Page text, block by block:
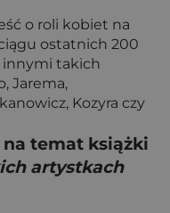
o roli kobiet na
ostatnich 200
innymi takich
Jarema,
Kozyra czy
na temat książki
artystkach